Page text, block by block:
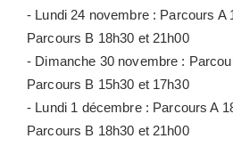
- Lundi 24 novembre : Parcours A
Parcours B 18h30 et 21h00
- Dimanche 30 novembre :
Parcours B 15h30 et 17h30
- Lundi 1 décembre : Parcours A
Parcours B 18h30 et 21h00
VILLAS
RESTAURANTS
SPA
À DÉCOUVRIR
SÉMINAIRES